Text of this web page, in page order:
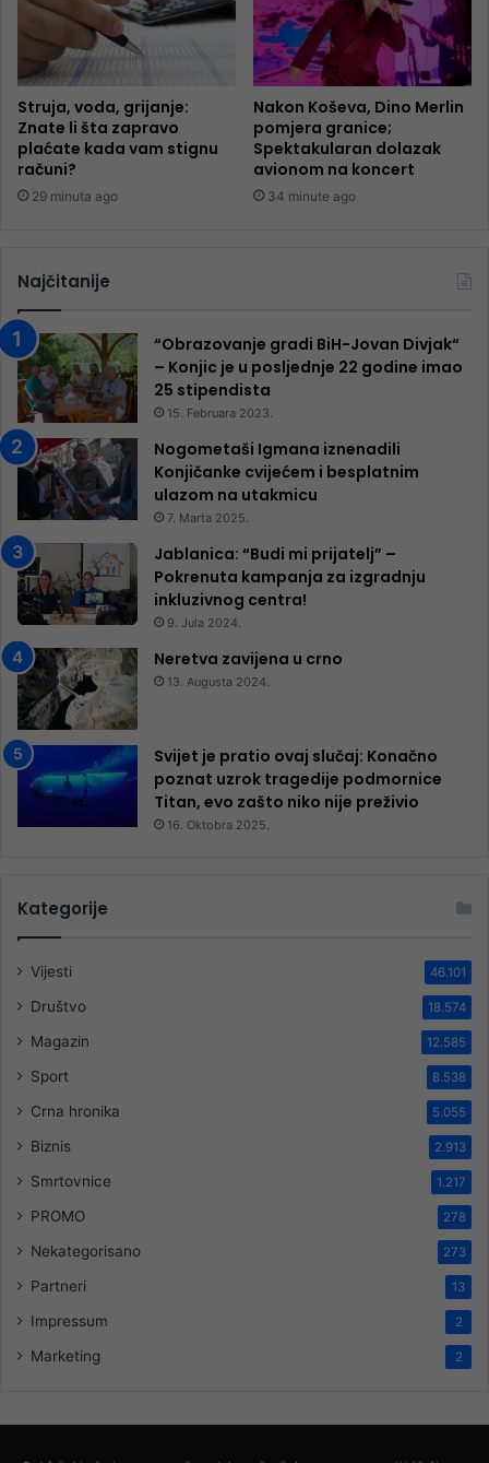
Struja, voda, grijanje:
Znate li šta zapravo
plaćate kada vam stignu
računi?
29 minuta ago
Nakon Koševa, Dino Merlin
pomjera granice;
Spektakularan dolazak
avionom na koncert
34 minute ago
Najčitanije
“Obrazovanje gradi BiH-Jovan Divjak“
– Konjic je u posljednje 22 godine imao
25 ​​stipendista
15. Februara 2023.
Nogometaši Igmana iznenadili
Konjičanke cvijećem i besplatnim
ulazom na utakmicu
7. Marta 2025.
Jablanica: “Budi mi prijatelj” –
Pokrenuta kampanja za izgradnju
inkluzivnog centra!
9. Jula 2024.
Neretva zavijena u crno
13. Augusta 2024.
Svijet je pratio ovaj slučaj: Konačno
poznat uzrok tragedije podmornice
Titan, evo zašto niko nije preživio
16. Oktobra 2025.
Kategorije
Vijesti 46.101
Društvo 18.574
Magazin 12.585
Sport 8.538
Crna hronika 5.055
Biznis 2.913
Smrtovnice 1.217
PROMO 278
Nekategorisano 273
Partneri 13
Impressum 2
Marketing 2